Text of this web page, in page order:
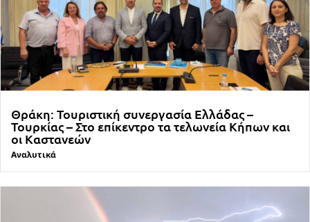
Θράκη: Τουριστική συνεργασία Ελλάδας –
Τουρκίας – Στο επίκεντρο τα τελωνεία Κήπων και
οι Καστανεών
Αναλυτικά